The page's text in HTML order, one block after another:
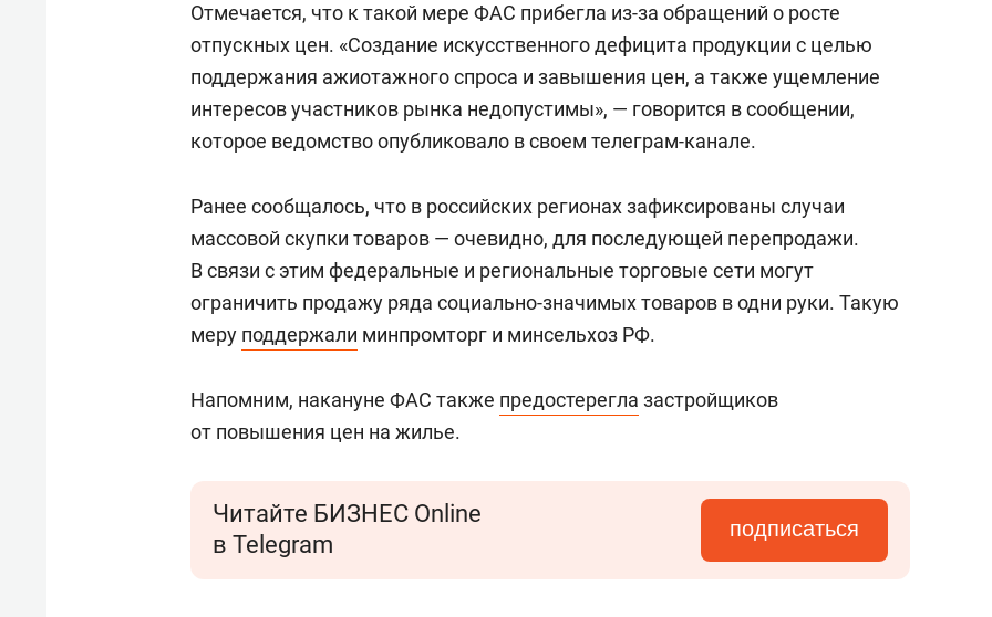
Отмечается, что к такой мере ФАС прибегла из-за обращений о росте
отпускных цен. «Создание искусственного дефицита продукции с целью
поддержания ажиотажного спроса и завышения цен, а также ущемление
интересов участников рынка недопустимы», — говорится в сообщении,
которое ведомство опубликовало в своем телеграм-канале.
Ранее сообщалось, что в российских регионах зафиксированы случаи
массовой скупки товаров — очевидно, для последующей перепродажи.
В связи с этим федеральные и региональные торговые сети могут
ограничить продажу ряда социально-значимых товаров в одни руки. Такую
меру поддержали минпромторг и минсельхоз РФ.
Напомним, накануне ФАС также предостерегла застройщиков
от повышения цен на жилье.
Читайте БИЗНЕС Online
в Telegram
подписаться
Дизайнер-прораб Наталья
Наседкина: «Ремонт вместе
с мебелью за 2 миллиона –
для меня это челлендж!»
Рекомендуем
Как выжить ребенку без
гаджета и научить его
самостоятельности за 18
дней
Рекомендуем
Салих хазрат
«Если меня не услышат
с минбара – буду